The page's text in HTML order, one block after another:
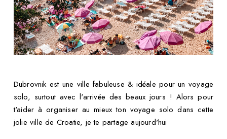
Dubrovnik est une ville fabuleuse & idéale pour un voyage
solo, surtout avec l'arrivée des beaux jours ! Alors pour
t'aider à organiser au mieux ton voyage solo dans cette
jolie ville de Croatie, je te partage aujourd'hui